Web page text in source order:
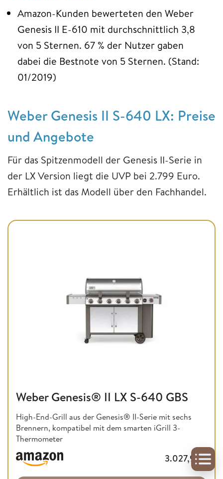
Amazon-Kunden bewerteten den Weber
Genesis II E-610 mit durchschnittlich 3,8
von 5 Sternen. 67 % der Nutzer gaben
dabei die Bestnote von 5 Sternen. (Stand:
01/2019)
Weber Genesis II S-640 LX: Preise
und Angebote
Für das Spitzenmodell der Genesis II-Serie in
der LX Version liegt die UVP bei 2.799 Euro.
Erhältlich ist das Modell über den Fachhandel.
Weber Genesis® II LX S-640 GBS
High-End-Grill aus der Genesis® II-Serie mit sechs
Brennern, kompatibel mit dem smarten iGrill 3-
Thermometer
3.027,99€